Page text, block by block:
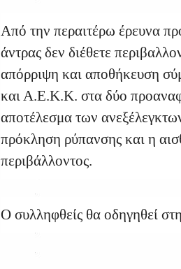
Από την περαιτέρω έρευνα
άντρας δεν διέθετε
απόρριψη και αποθήκευση
και Α.Ε.Κ.Κ. στα δύο
αποτέλεσμα των
πρόκληση ρύπανσης και η
περιβάλλοντος.
Ο συλληφθείς θα οδηγηθεί